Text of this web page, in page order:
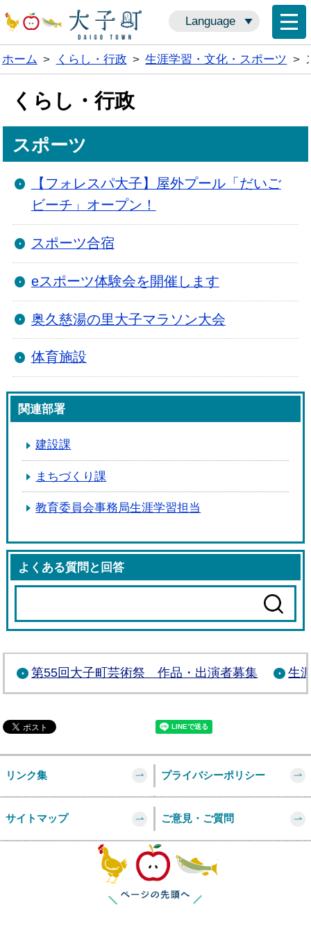
Language
ホーム > くらし・行政 > 生涯学習・文化・スポーツ >
くらし・行政
スポーツ
【フォレスパ大子】屋外プール「だいご
ビーチ」オープン！
スポーツ合宿
eスポーツ体験会を開催します
奥久慈湯の里大子マラソン大会
体育施設
関連部署
建設課
まちづくり課
教育委員会事務局生涯学習担当
よくある質問と回答
第55回大子町芸術祭 作品・出演者募集 生
リンク集 プライバシーポリシー
サイトマップ ご意見・ご質問